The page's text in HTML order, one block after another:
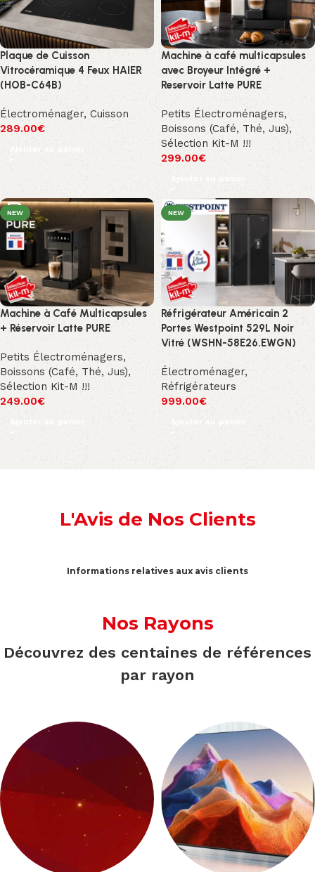
Plaque de Cuisson
Vitrocéramique 4 Feux HAIER
(HOB-C64B)
Électroménager, Cuisson
289.00€
Ajouter au panier
Machine à café multicapsules
avec Broyeur Intégré +
Reservoir Latte PURE
Petits Électroménagers,
Boissons (Café, Thé, Jus),
Sélection Kit-M !!!
299.00€
Ajouter au panier
NEW
Machine à Café Multicapsules
+ Réservoir Latte PURE
Petits Électroménagers,
Boissons (Café, Thé, Jus),
Sélection Kit-M !!!
249.00€
Ajouter au panier
NEW
Réfrigérateur Américain 2
Portes Westpoint 529L Noir
Vitré (WSHN-58E26.EWGN)
Électroménager,
Réfrigérateurs
999.00€
Ajouter au panier
L'Avis de Nos Clients
Informations relatives aux avis clients
Nos Rayons
Découvrez des centaines de références
par rayon